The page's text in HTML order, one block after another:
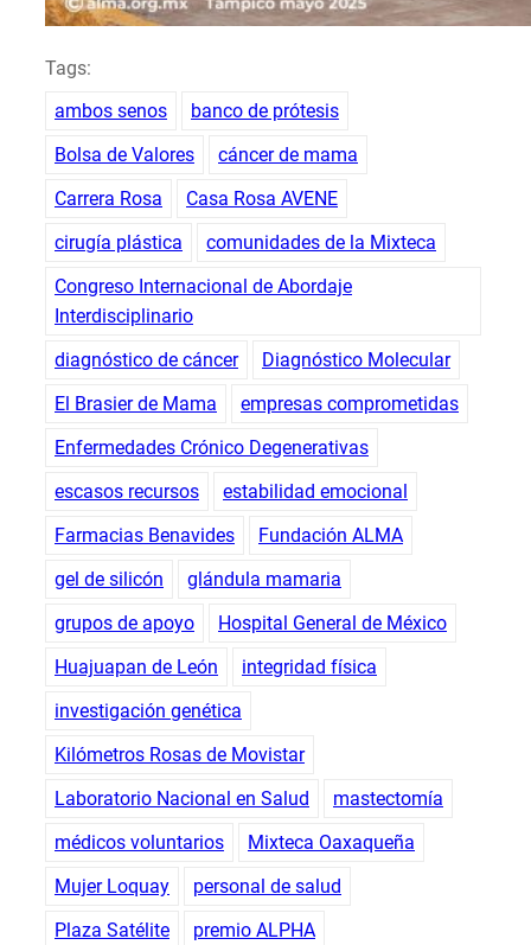
Tags:
ambos senos
banco de prótesis
Bolsa de Valores
cáncer de mama
Carrera Rosa
Casa Rosa AVENE
cirugía plástica
comunidades de la Mixteca
Congreso Internacional de Abordaje
Interdisciplinario
diagnóstico de cáncer
Diagnóstico Molecular
El Brasier de Mama
empresas comprometidas
Enfermedades Crónico Degenerativas
escasos recursos
estabilidad emocional
Farmacias Benavides
Fundación ALMA
gel de silicón
glándula mamaria
grupos de apoyo
Hospital General de México
Huajuapan de León
integridad física
investigación genética
Kilómetros Rosas de Movistar
Laboratorio Nacional en Salud
mastectomía
médicos voluntarios
Mixteca Oaxaqueña
Mujer Loquay
personal de salud
Plaza Satélite
premio ALPHA